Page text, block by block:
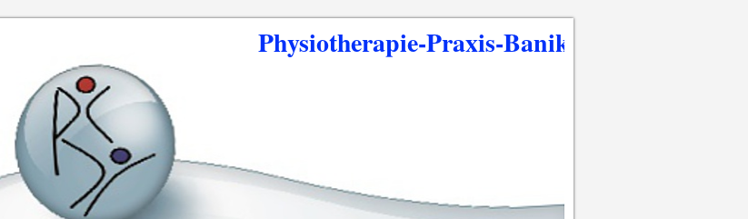
Physiotherapie-Praxis-Banik